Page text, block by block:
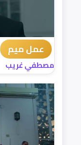
عمل ميم
مصطفي غريب